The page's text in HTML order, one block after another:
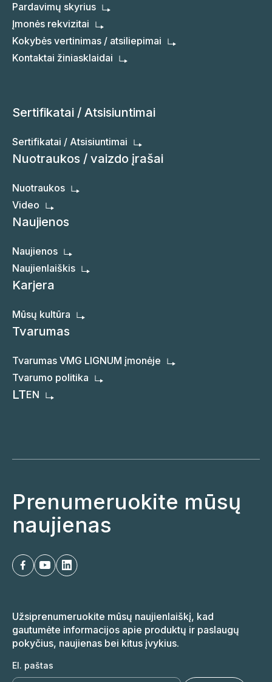
Pardavimų skyrius
Įmonės rekvizitai
Kokybės vertinimas / atsiliepimai
Kontaktai žiniasklaidai
Sertifikatai / Atsisiuntimai
Sertifikatai / Atsisiuntimai
Nuotraukos / vaizdo įrašai
Nuotraukos
Video
Naujienos
Naujienos
Naujienlaiškis
Karjera
Mūsų kultūra
Tvarumas
Tvarumas VMG LIGNUM įmonėje
Tvarumo politika
LTEN
Prenumeruokite mūsų
naujienas
Užsiprenumeruokite mūsų naujienlaiškį, kad
gautumėte informacijos apie produktų ir paslaugų
pokyčius, naujienas bei kitus įvykius.
El. paštas